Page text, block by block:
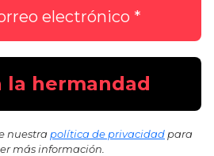
nuestra política de privacidad para
más información.